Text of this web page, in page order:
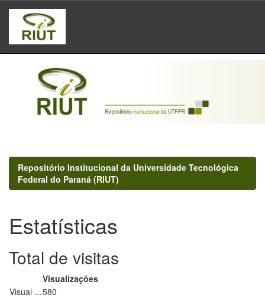
Skip
navigation
Repositório Institucional da Universidade Tecnológica
Federal do Paraná (RIUT)
Estatísticas
Total de visitas
Visualizações
Visual ...580